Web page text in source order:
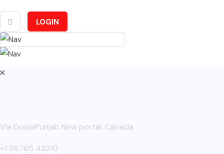
LOGIN
Via DoojaPunjab New portal, Canada
+1 98765 43210